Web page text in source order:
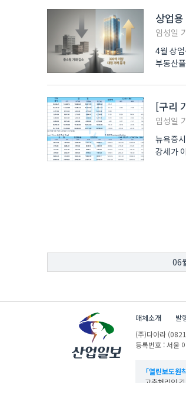
상업
임성일
4월 상
부동산
[구리
임성일
뉴욕증
강세가
06
매체소개 발
(주)다아라
등록번호 : 서울
「열린보도원
고충처리인